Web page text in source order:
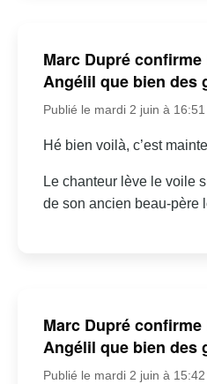
Marc Dupré
Angélil que bien des
Publié le mardi 2 juin à 16:51
Hé bien voilà, c’est
Le chanteur lève le voile
de son ancien beau-père
Marc Dupré
Angélil que bien des
Publié le mardi 2 juin à 15:42